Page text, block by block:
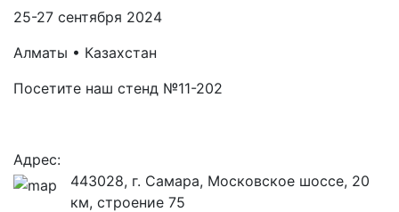
25-27 сентября 2024
Алматы • Казахстан
Посетите наш стенд №11-202
Адрес:
443028, г. Самара, Московское шоссе, 20
км, строение 75